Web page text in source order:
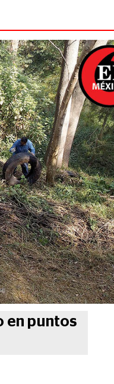
en puntos